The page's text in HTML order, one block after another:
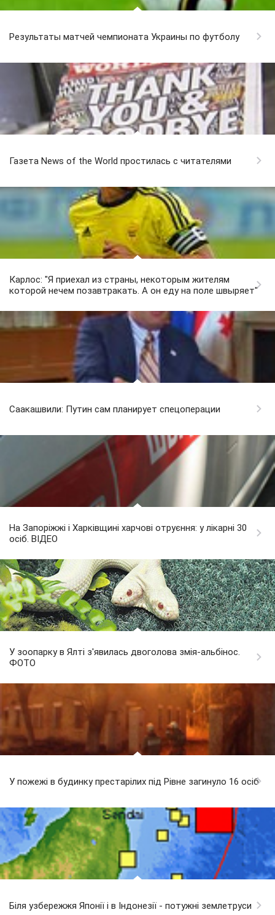
Результаты матчей чемпионата Украины по футболу
Газета News of the World простилась с читателями
Карлос: "Я приехал из страны, некоторым жителям
которой нечем позавтракать. А он еду на поле швыряет"
Саакашвили: Путин сам планирует спецоперации
На Запоріжжі і Харківщині харчові отруєння: у лікарні 30
осіб. ВІДЕО
У зоопарку в Ялті з'явилась двоголова змія-альбінос.
ФОТО
У пожежі в будинку престарілих під Рівне загинуло 16 осіб
Біля узбережжя Японії і в Індонезії - потужні землетруси